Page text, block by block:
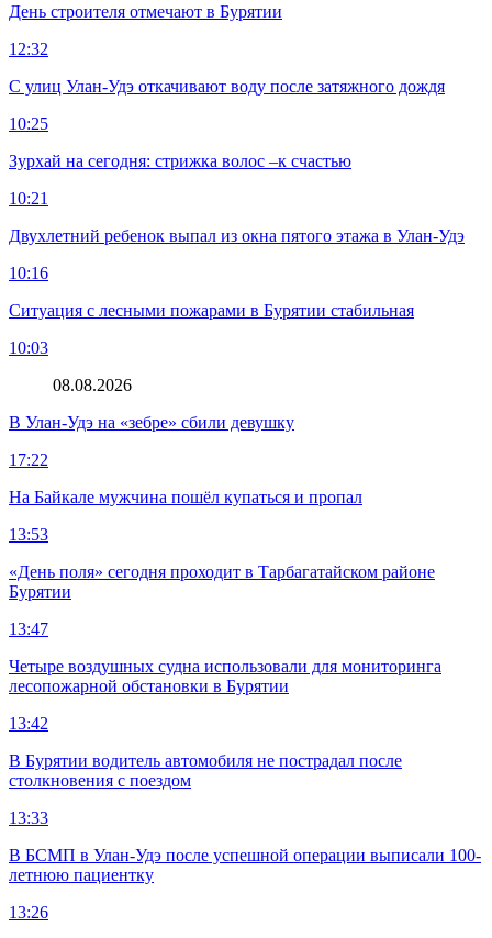
День строителя отмечают в Бурятии
12:32
С улиц Улан-Удэ откачивают воду после затяжного дождя
10:25
Зурхай на сегодня: стрижка волос –к счастью
10:21
Двухлетний ребенок выпал из окна пятого этажа в Улан-Удэ
10:16
Ситуация с лесными пожарами в Бурятии стабильная
10:03
08.08.2026
В Улан-Удэ на «зебре» сбили девушку
17:22
На Байкале мужчина пошёл купаться и пропал
13:53
«День поля» сегодня проходит в Тарбагатайском районе
Бурятии
13:47
Четыре воздушных судна использовали для мониторинга
лесопожарной обстановки в Бурятии
13:42
В Бурятии водитель автомобиля не пострадал после
столкновения с поездом
13:33
В БСМП в Улан-Удэ после успешной операции выписали 100-
летнюю пациентку
13:26